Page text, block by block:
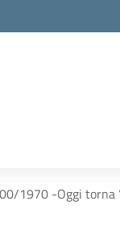
1970 -Oggi